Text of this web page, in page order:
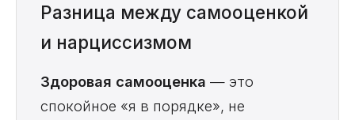
Разница между самооценкой
и нарциссизмом
Здоровая самооценка — это
спокойное «я в порядке», не